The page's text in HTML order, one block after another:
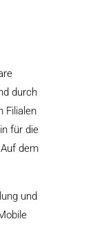
durch
Filialen
für die
dem
und